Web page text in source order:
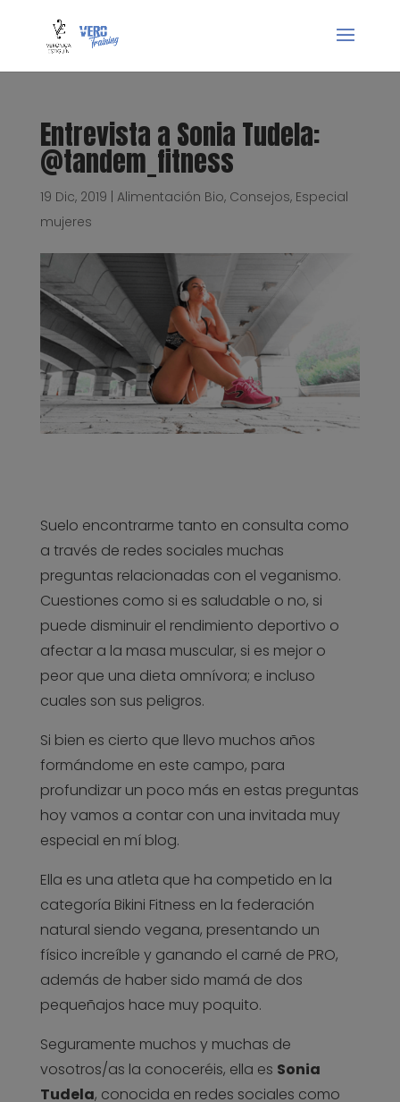
Entrevista a Sonia Tudela:
@tandem_fitness
19 Dic, 2019 Alimentación Bio, Consejos, Especial
mujeres
Suelo encontrarme tanto en consulta como
a través de redes sociales muchas
preguntas relacionadas con el veganismo.
Cuestiones como si es saludable o no, si
puede disminuir el rendimiento deportivo o
afectar a la masa muscular, si es mejor o
peor que una dieta omnívora; e incluso
cuales son sus peligros.
Si bien es cierto que llevo muchos años
formándome en este campo, para
profundizar un poco más en estas preguntas
hoy vamos a contar con una invitada muy
especial en mí blog.
Ella es una atleta que ha competido en la
categoría Bikini Fitness en la federación
natural siendo vegana, presentando un
físico increíble y ganando el carné de PRO,
además de haber sido mamá de dos
pequeñajos hace muy poquito.
Seguramente muchos y muchas de
vosotros/as la conoceréis, ella es Sonia
Tudela, conocida en redes sociales como